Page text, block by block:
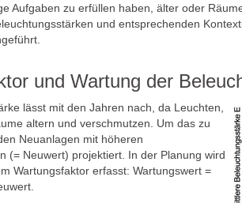
Aufgaben zu erfüllen haben, älter oder
und entsprechenden
und Wartung der
lässt mit den Jahren nach, da Leuchten,
altern und verschmutzen. Um das zu
Neuanlagen mit höheren
(= Neuwert) projektiert. In der Planung wird
Wartungsfaktor erfasst: Wartungswert =